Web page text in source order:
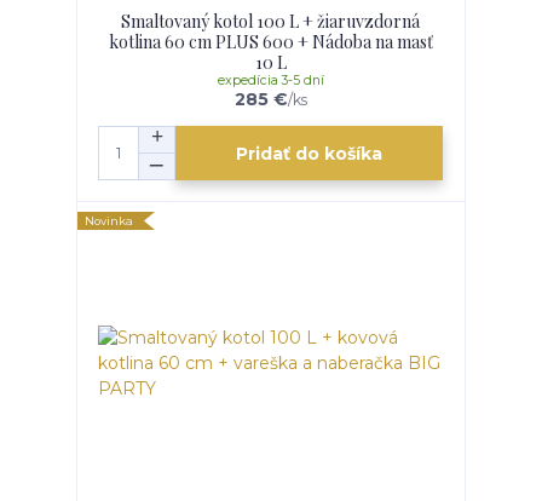
Smaltovaný kotol 100 L + žiaruvzdorná
kotlina 60 cm PLUS 600 + Nádoba na masť
10 L
285 €/ks
expedícia 3-5 dní
Pridať do košíka
Novinka